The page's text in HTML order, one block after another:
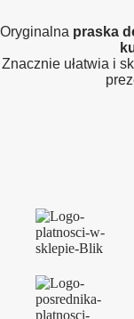
Oryginalna praska
Znacznie ułatwia i